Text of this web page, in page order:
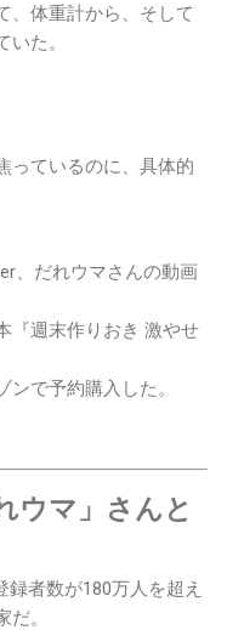
、体重計から、そして
た。
っているのに、具体的
、だれウマさんの動画
『週末作りおき 激やせ
ンで予約購入した。
ウマ」さんと
者数が180万人を超え
。